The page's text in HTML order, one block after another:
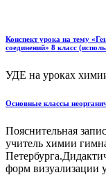
Конспект урока на тему
соединений» 8 класс
УДЕ на уроках
Основные классы
Пояснительная
учитель химии
форм визуализации